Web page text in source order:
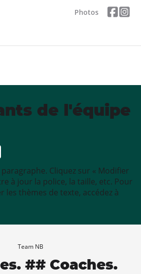
Photos
de l'équipe
Cliquez sur « Modifier
à jour la police, la taille, etc. Pour
thèmes de texte, accédez à
Team NB
## Coaches.